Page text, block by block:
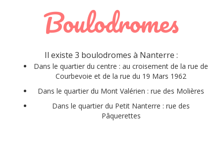
Boulodromes
Il existe 3 boulodromes à Nanterre :
Dans le quartier du centre : au croisement de la rue de
Courbevoie et de la rue du 19 Mars 1962
Dans le quartier du Mont Valérien : rue des Molières
Dans le quartier du Petit Nanterre : rue des
Pâquerettes